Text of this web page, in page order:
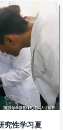
究性学习夏